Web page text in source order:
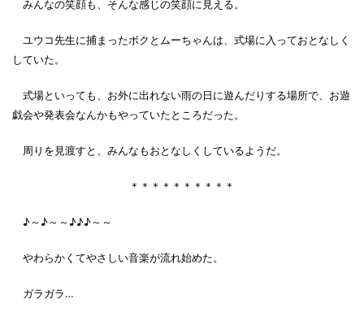
みんなの笑顔も、そんな感じの笑顔に見える。
ユウコ先生に捕まったボクとムーちゃんは、式場に入っておとなしく
していた。
式場といっても、お外に出れない雨の日に遊んだりする場所で、お遊
戯会や発表会なんかもやっていたところだった。
周りを見渡すと、みんなもおとなしくしているようだ。
＊＊＊＊＊＊＊＊＊＊
♪～♪～～♪♪♪～～
やわらかくてやさしい音楽が流れ始めた。
ガラガラ…